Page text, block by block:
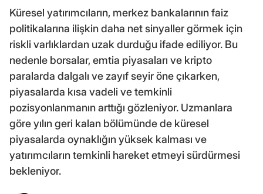
Küresel yatırımcıların, merkez bankalarının faiz
politikalarına ilişkin daha net sinyaller görmek için
riskli varlıklardan uzak durduğu ifade ediliyor. Bu
nedenle borsalar, emtia piyasaları ve kripto
paralarda dalgalı ve zayıf seyir öne çıkarken,
piyasalarda kısa vadeli ve temkinli
pozisyonlanmanın arttığı gözleniyor. Uzmanlara
göre yılın geri kalan bölümünde de küresel
piyasalarda oynaklığın yüksek kalması ve
yatırımcıların temkinli hareket etmeyi sürdürmesi
bekleniyor.